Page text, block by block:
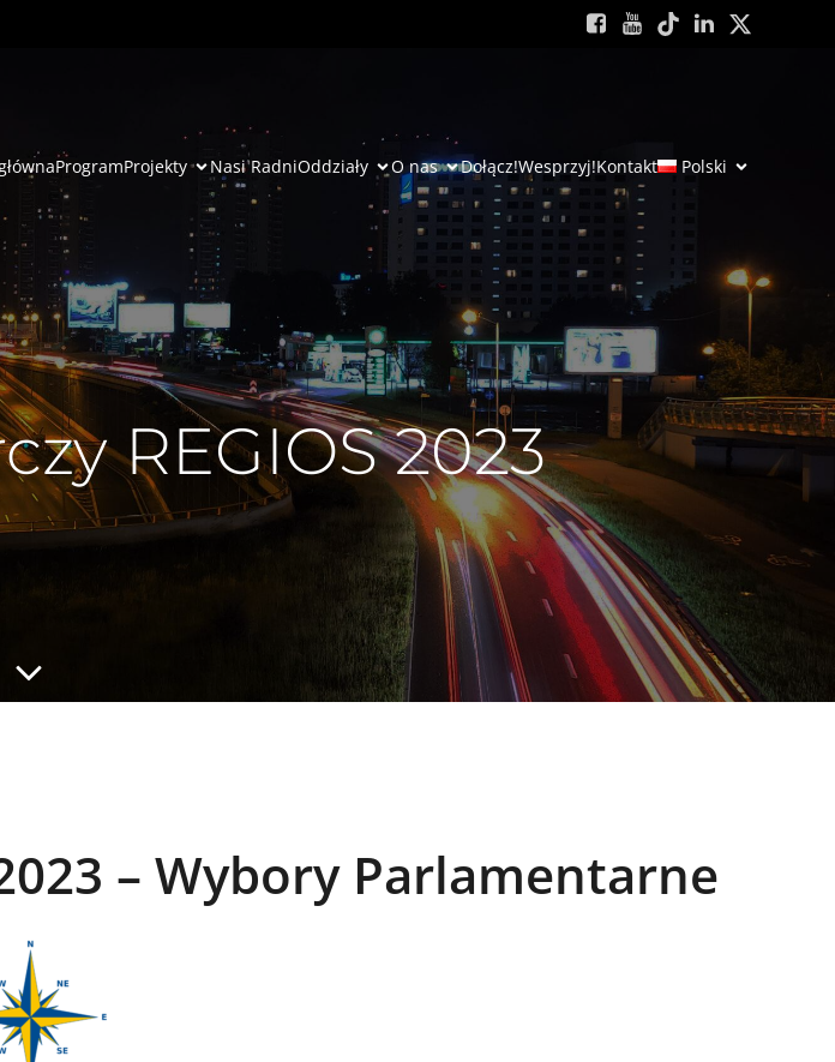
ProgramProjekty Nasi RadniOddziały O nas Dołącz!Wesprzyj!Kontakt Polski
REGIOS 2023
– Wybory Parlamentarne